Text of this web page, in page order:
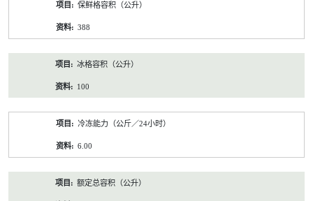
保鲜格容积（公升）
388
冰格容积（公升）
100
冷冻能力（公斤／24小时）
6.00
额定总容积（公升）